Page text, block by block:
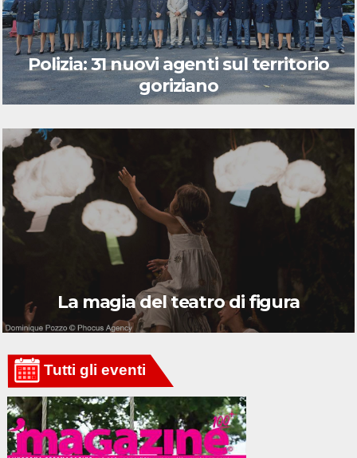
Polizia: 31 nuovi agenti sul territorio
goriziano
La magia del teatro di figura